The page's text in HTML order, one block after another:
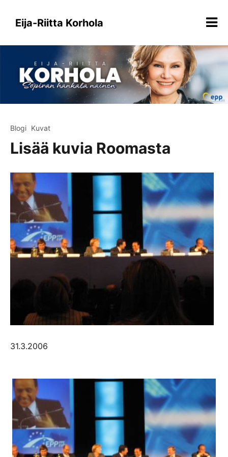
sisältöönEija-Riitta Korhola
Blogi Kuvat
Lisää kuvia Roomasta
31.3.2006